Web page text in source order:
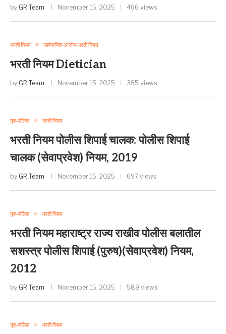
by GR Team November 15, 2025 466 views
भरती नियम सार्वजनिक आरोग्य भरती नियम
भरती नियम Dietician
by GR Team November 15, 2025 365 views
गृह-पोलिस भरती नियम
भरती नियम पोलीस शिपाई चालक: पोलीस शिपाई
चालक (सेवाप्रवेश) नियम, 2019
by GR Team November 15, 2025 697 views
गृह-पोलिस भरती नियम
भरती नियम महाराष्ट्र राज्य राखीव पोलीस बलातील
सशस्त्र पोलीस शिपाई (पुरुष)(सेवाप्रवेश) नियम,
2012
by GR Team November 15, 2025 589 views
गृह-पोलिस भरती नियम